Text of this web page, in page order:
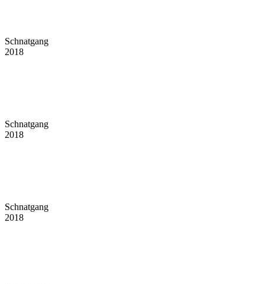
Schnatgang
2018
Schnatgang
2018
Schnatgang
2018